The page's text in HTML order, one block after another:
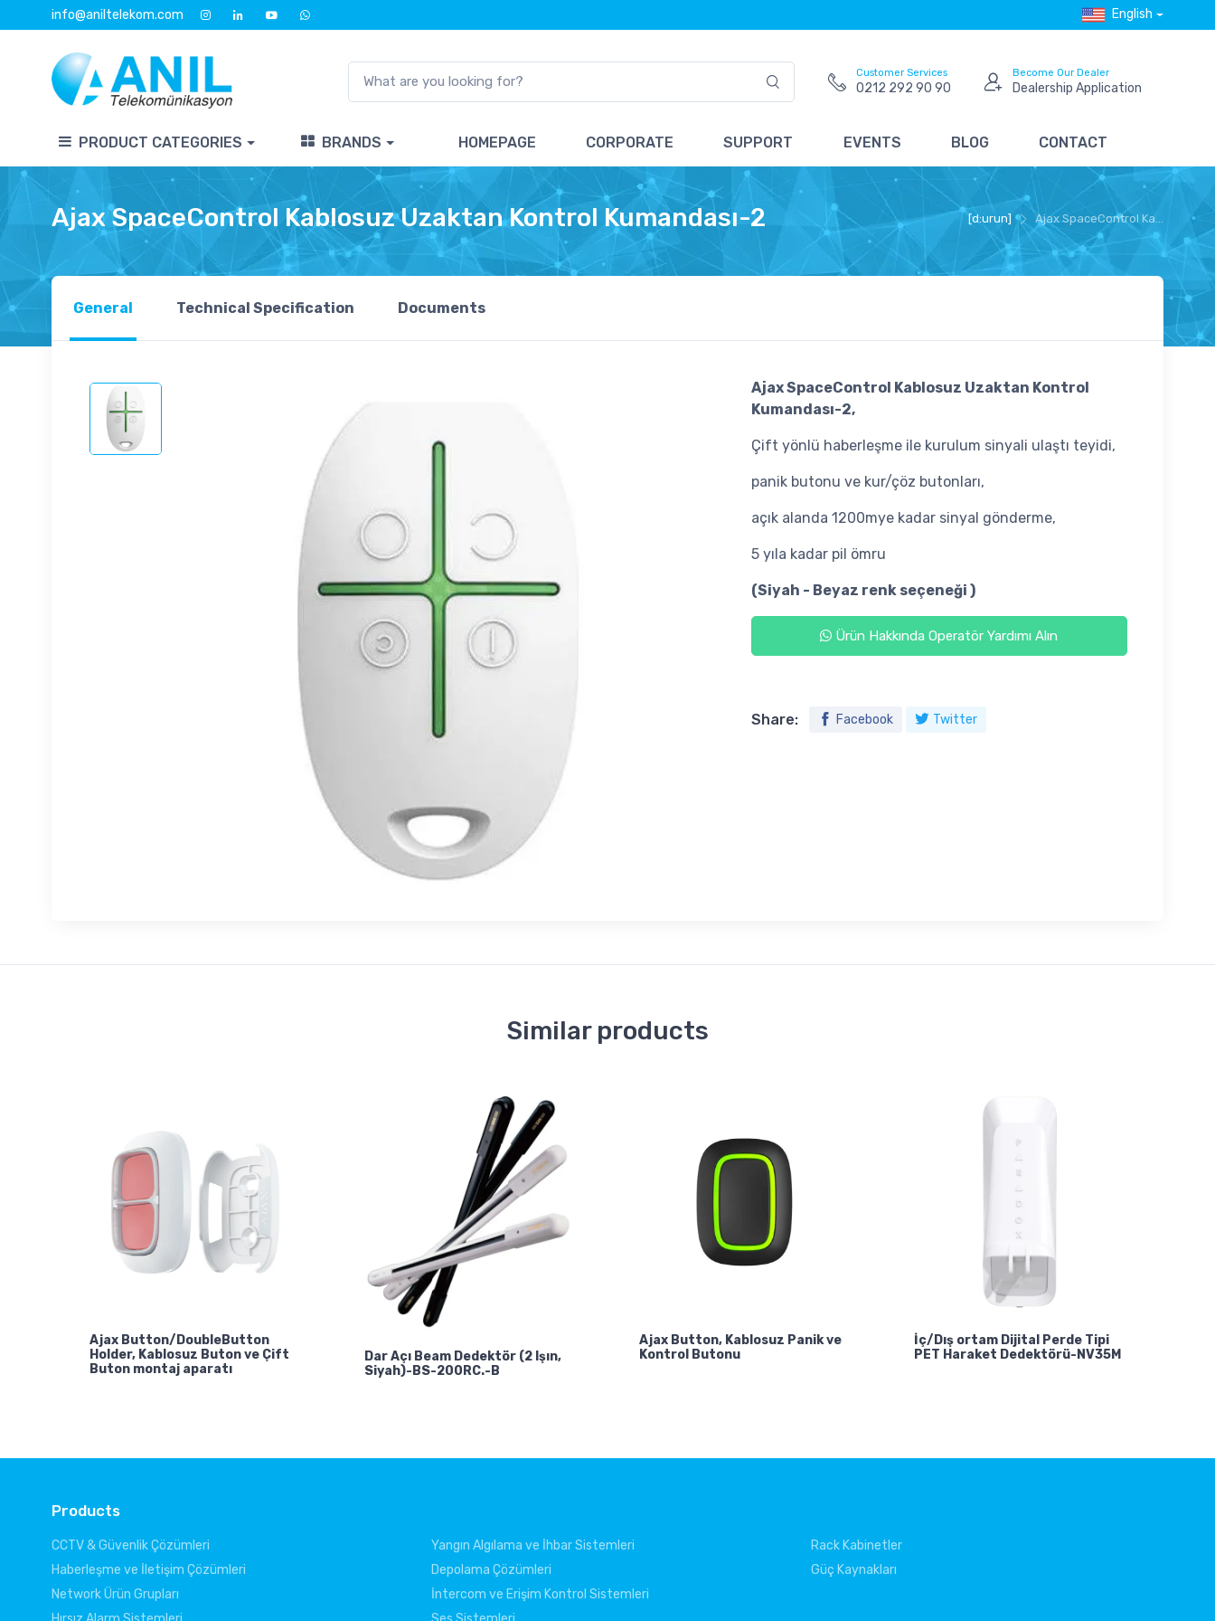
info@aniltelekom.com English
Customer Services
0212 292 90 90
Become Our Dealer
Dealership Application
PRODUCT CATEGORIES BRANDS HOMEPAGE CORPORATE SUPPORT EVENTS BLOG CONTACT
[d:urun] Ajax SpaceControl Ka...
Ajax SpaceControl Kablosuz Uzaktan Kontrol Kumandası-2
General Technical Specification Documents
Ajax SpaceControl Kablosuz Uzaktan Kontrol
Kumandası-2,
Çift yönlü haberleşme ile kurulum sinyali ulaştı teyidi,
panik butonu ve kur/çöz butonları,
açık alanda 1200mye kadar sinyal gönderme,
5 yıla kadar pil ömru
(Siyah - Beyaz renk seçeneği )
Ürün Hakkında Operatör Yardımı Alın
Share: Facebook Twitter
Similar products
Ajax Button/DoubleButton
Holder, Kablosuz Buton ve Çift
Buton montaj aparatı
Dar Açı Beam Dedektör (2 Işın,
Siyah)-BS-200RC.-B
Ajax Button, Kablosuz Panik ve
Kontrol Butonu
İç/Dış ortam Dijital Perde Tipi
PET Haraket Dedektörü-NV35M
Products
CCTV & Güvenlik Çözümleri
Haberleşme ve İletişim Çözümleri
Network Ürün Grupları
Yangın Algılama ve İhbar Sistemleri
Depolama Çözümleri
İntercom ve Erişim Kontrol Sistemleri
Rack Kabinetler
Güç Kaynakları